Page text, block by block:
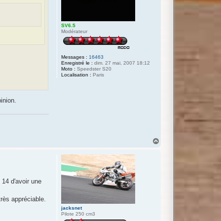
SV6.5
Modérateur
Messages : 16463
Enregistré le : dim. 27 mai, 2007 18:12
Moto : Speedster S20
Localisation : Paris
jacksnet
Pilote 250 cm3
d'avoir une
appréciable.